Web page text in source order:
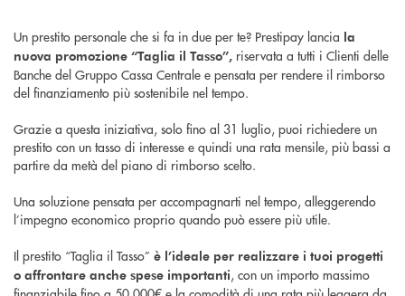
Un prestito personale che si fa in due per te? Prestipay lancia la
nuova promozione “Taglia il Tasso”, riservata a tutti i Clienti delle
Banche del Gruppo Cassa Centrale e pensata per rendere il rimborso
del finanziamento più sostenibile nel tempo.
Grazie a questa iniziativa, solo fino al 31 luglio, puoi richiedere un
prestito con un tasso di interesse e quindi una rata mensile, più bassi a
partire da metà del piano di rimborso scelto.
Una soluzione pensata per accompagnarti nel tempo, alleggerendo
l’impegno economico proprio quando può essere più utile.
Il prestito “Taglia il Tasso” è l’ideale per realizzare i tuoi progetti
o affrontare anche spese importanti, con un importo massimo